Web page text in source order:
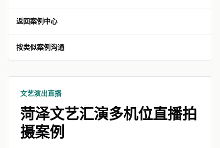
返回案例中心
按类似案例沟通
文艺演出直播
菏泽文艺汇演多机位直播拍
摄案例